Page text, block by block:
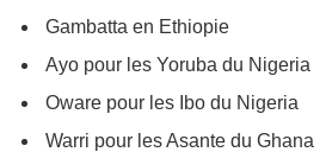
Gambatta en Ethiopie
Ayo pour les Yoruba du Nigeria
Oware pour les Ibo du Nigeria
Warri pour les Asante du Ghana